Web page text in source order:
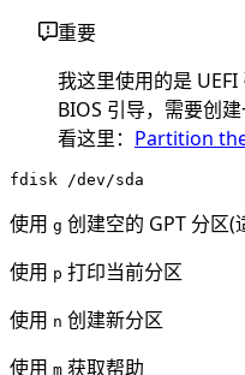
重要
我这里使用的是
BIOS 引导，需要创
看这里： Partition
使用 g 创建空的 GPT 分区(
使用 p 打印当前分区
使用 n 创建新分区
使用 m 获取帮助